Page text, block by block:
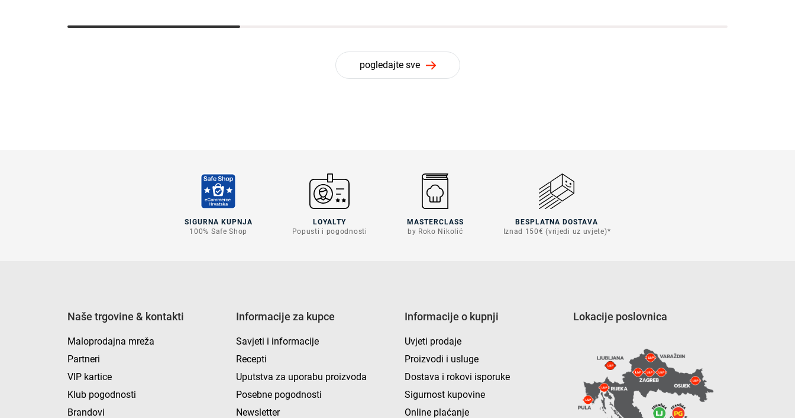
pogledajte sve
SIGURNA KUPNJA
100% Safe Shop
LOYALTY
Popusti i pogodnosti
MASTERCLASS
by Roko Nikolić
BESPLATNA DOSTAVA
Iznad 150€ (vrijedi uz uvjete)*
Naše trgovine & kontakti
Maloprodajna mreža
Partneri
VIP kartice
Klub pogodnosti
Brandovi
Informacije za kupce
Savjeti i informacije
Recepti
Uputstva za uporabu proizvoda
Posebne pogodnosti
Newsletter
Informacije o kupnji
Uvjeti prodaje
Proizvodi i usluge
Dostava i rokovi isporuke
Sigurnost kupovine
Online plaćanje
Lokacije poslovnica